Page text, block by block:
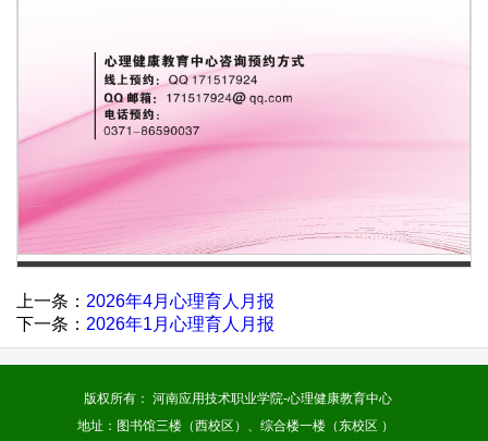
上一条： 2026年4月心理育人月报
下一条： 2026年1月心理育人月报
版权所有： 河南应用技术职业学院-心理健康教育中心
地址： 图书馆三楼（西校区）、综合楼一楼（东校区 ）